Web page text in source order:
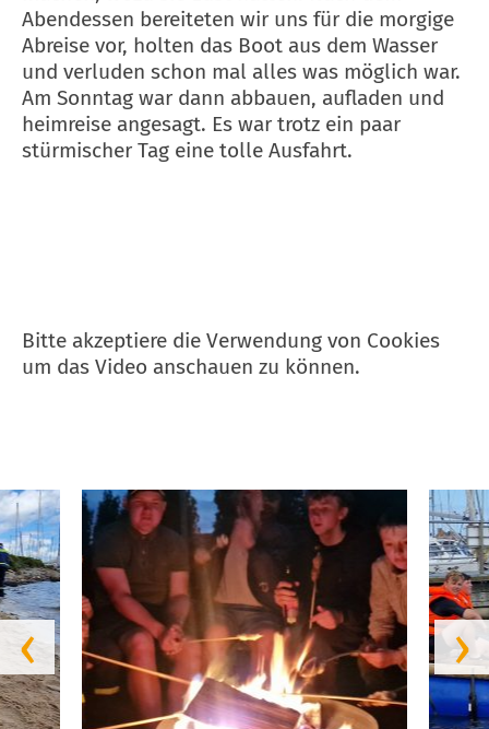
Abendessen bereiteten wir uns für die morgige
Abreise vor, holten das Boot aus dem Wasser
und verluden schon mal alles was möglich war.
Am Sonntag war dann abbauen, aufladen und
heimreise angesagt. Es war trotz ein paar
stürmischer Tag eine tolle Ausfahrt.
Bitte akzeptiere die Verwendung von Cookies
um das Video anschauen zu können.
‹ ›